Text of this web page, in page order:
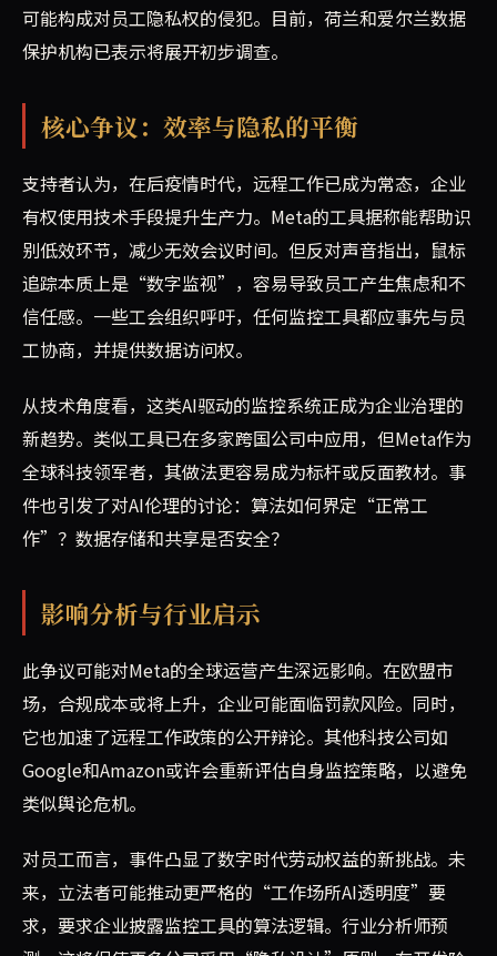
可能构成对员工隐私权的侵犯。目前，荷兰和爱尔兰数据
保护机构已表示将展开初步调查。
核心争议：效率与隐私的平衡
支持者认为，在后疫情时代，远程工作已成为常态，企业
有权使用技术手段提升生产力。Meta的工具据称能帮助识
别低效环节，减少无效会议时间。但反对声音指出，鼠标
追踪本质上是“数字监视”，容易导致员工产生焦虑和不
信任感。一些工会组织呼吁，任何监控工具都应事先与员
工协商，并提供数据访问权。
从技术角度看，这类AI驱动的监控系统正成为企业治理的
新趋势。类似工具已在多家跨国公司中应用，但Meta作为
全球科技领军者，其做法更容易成为标杆或反面教材。事
件也引发了对AI伦理的讨论：算法如何界定“正常工
作”？数据存储和共享是否安全？
影响分析与行业启示
此争议可能对Meta的全球运营产生深远影响。在欧盟市
场，合规成本或将上升，企业可能面临罚款风险。同时，
它也加速了远程工作政策的公开辩论。其他科技公司如
Google和Amazon或许会重新评估自身监控策略，以避免
类似舆论危机。
对员工而言，事件凸显了数字时代劳动权益的新挑战。未
来，立法者可能推动更严格的“工作场所AI透明度”要
求，要求企业披露监控工具的算法逻辑。行业分析师预